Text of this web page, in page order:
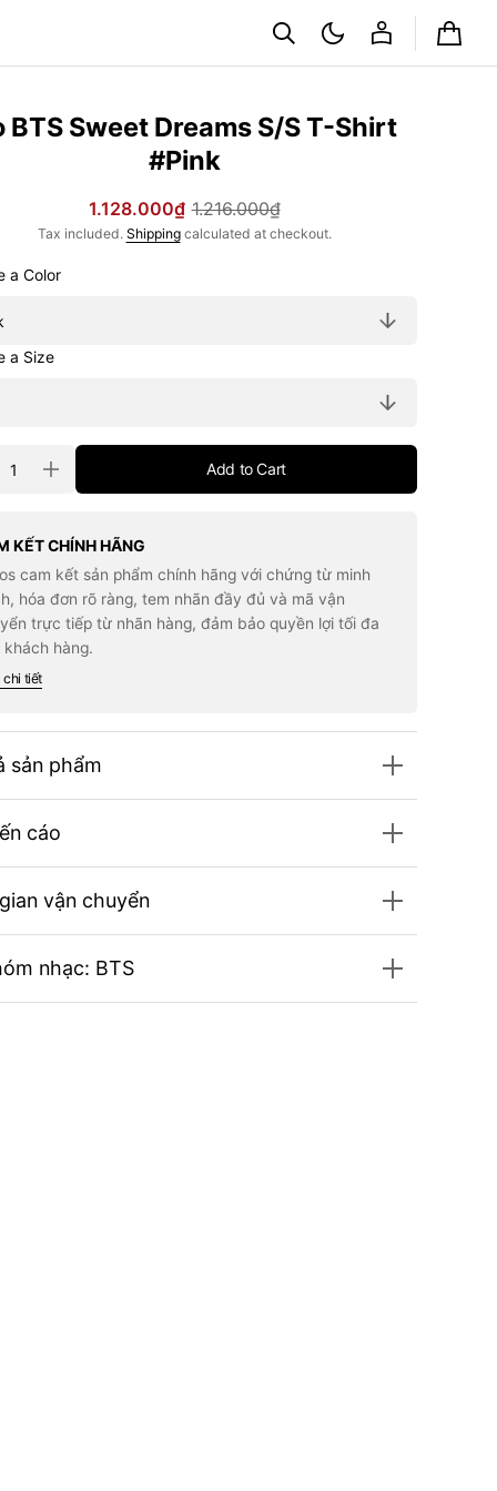
Cart
BTS Sweet Dreams S/S T-Shirt
#Pink
Sale
price
1.128.000₫
Regular
price
1.216.000₫
Tax included. Shippingcalculated at checkout.
Choose a Color
Choose a Size
Increase
quantity
BTS
Dreams
S/S
T-
Shirt
#Pink
Add to Cart
KẾT CHÍNH HÃNG
cam kết sản phẩm chính hãng với chứng từ minh
hóa đơn rõ ràng, tem nhãn đầy đủ và mã vận
trực tiếp từ nhãn hàng, đảm bảo quyền lợi tối đa
khách hàng.
chi tiết
sản phẩm
cáo
vận chuyển
nhạc: BTS